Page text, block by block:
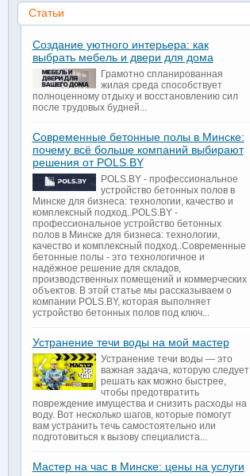
Статьи
Создание уютного интерьера: как
выбрать мебель и двери для дома
Грамотно спланированная
жилая среда способствует
полноценному отдыху и восстановлению сил
после трудовых будней...
Современные бетонные полы в Минске:
почему всё больше компаний выбирают
решения от POLS.BY
POLS.BY - профессиональное
устройство бетонных полов в
Минске для бизнеса: технологии, качество и
комплексный подход..POLS.BY -
профессиональное устройство бетонных
полов в Минске для бизнеса: технологии,
качество и комплексный подход..Современные
бетонные полы - это технологичное и
надёжное решение для складов,
производственных помещений и коммерческих
объектов. В этой статье мы рассказываем о
компании POLS.BY, которая выполняет
устройство бетонных полов под ключ...
Устранение течи воды на мой мастер
Устранение течи воды — это
важная задача, которую следует
решать как можно быстрее,
чтобы предотвратить
повреждение имущества и снизить расходы на
воду. Вот несколько шагов, которые помогут
вам устранить течь самостоятельно или
подготовиться к вызову специалиста...
Мастер на час в Минске: цены на услуги